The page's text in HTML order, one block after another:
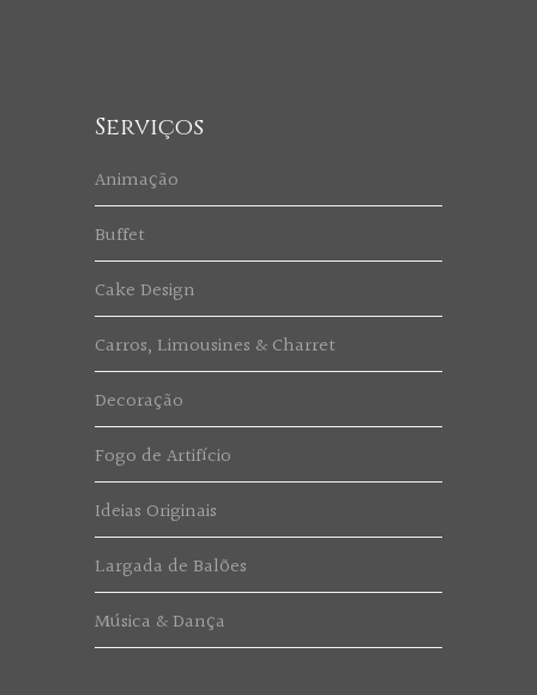
Serviços
Animação
Buffet
Cake Design
Carros, Limousines & Charret
Decoração
Fogo de Artifício
Ideias Originais
Largada de Balões
Música & Dança